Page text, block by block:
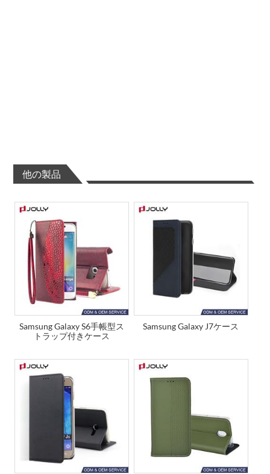
他の製品
Samsung Galaxy S6手帳型ス
トラップ付きケース
Samsung Galaxy J7ケース